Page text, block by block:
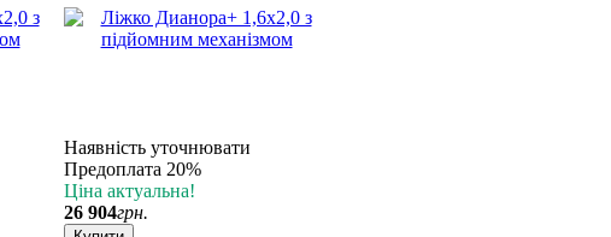
Наявність уточнювати
Предоплата 20%
Ціна актуальна!
26 904грн.